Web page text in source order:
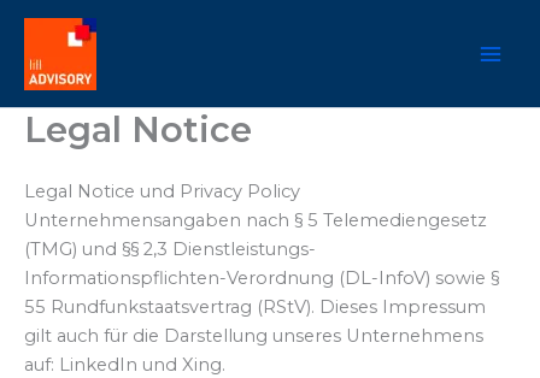
Zum
springen
Legal Notice
Legal Notice und Privacy Policy
Unternehmensangaben nach § 5 Telemediengesetz
(TMG) und §§ 2,3 Dienstleistungs-
Informationspflichten-Verordnung (DL-InfoV) sowie §
55 Rundfunkstaatsvertrag (RStV). Dieses Impressum
gilt auch für die Darstellung unseres Unternehmens
auf: LinkedIn und Xing.